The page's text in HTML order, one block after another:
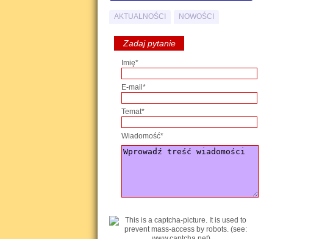
AKTUALNOŚCI NOWOŚCI
Zadaj pytanie
Imię*
E-mail*
Temat*
Wiadomość*